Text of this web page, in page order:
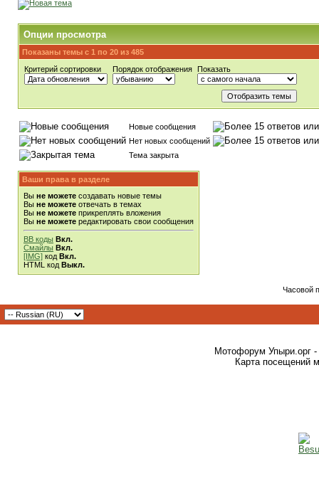
Опции просмотра
Показаны темы с 1 по 20 из 485
Критерий сортировки
Порядок отображения Показать
Новые сообщения
Нет новых сообщений
Тема закрыта
Ваши права в разделе
Вы не можете создавать новые темы
Вы не можете отвечать в темах
Вы не можете прикреплять вложения
Вы не можете редактировать свои сообщения
BB коды Вкл.
Смайлы Вкл.
[IMG] код Вкл.
HTML код Выкл.
Часовой
Мотофорум Упыри.орг -
Карта посещений